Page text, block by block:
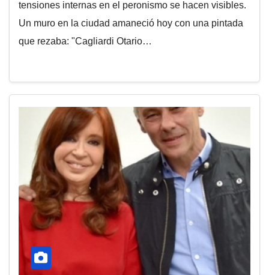
tensiones internas en el peronismo se hacen visibles.
Un muro en la ciudad amaneció hoy con una pintada
que rezaba: "Cagliardi Otario…